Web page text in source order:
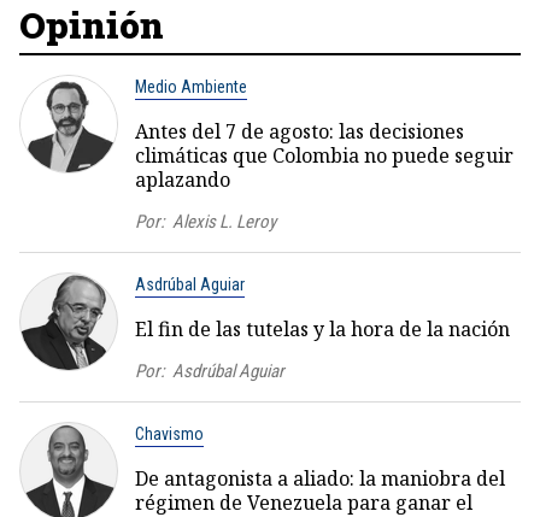
Opinión
Medio Ambiente
Antes del 7 de agosto: las decisiones
climáticas que Colombia no puede seguir
aplazando
Por: Alexis L. Leroy
Asdrúbal Aguiar
El fin de las tutelas y la hora de la nación
Por: Asdrúbal Aguiar
Chavismo
De antagonista a aliado: la maniobra del
régimen de Venezuela para ganar el